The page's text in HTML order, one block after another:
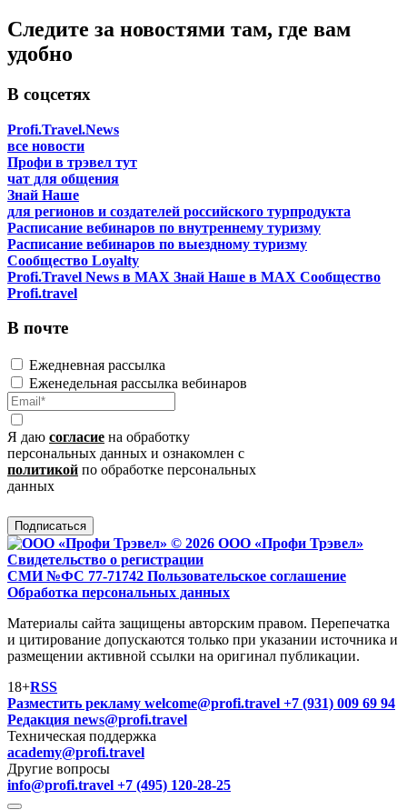
Следите за новостями там, где вам
удобно
В соцсетях
Profi.Travel.News
все новости
Профи в трэвел тут
чат для общения
Знай Наше
для регионов и создателей российского турпродукта
Расписание вебинаров по внутреннему туризму
Расписание вебинаров по выездному туризму
Сообщество Loyalty
Profi.Travel News в MAX Знай Наше в MAX Сообщество
Profi.travel
В почте
Ежедневная рассылка
Еженедельная рассылка вебинаров
Я даю согласие на обработку
персональных данных и ознакомлен с
политикой по обработке персональных
данных
Подписаться
© 2026 ООО «Профи Трэвeл»
Свидетельство о регистрации
СМИ №ФС 77-71742 Пользовательское соглашение
Обработка персональных данных
Материалы сайта защищены авторским правом. Перепечатка
и цитирование допускаются только при указании источника и
размещении активной ссылки на оригинал публикации.
18+RSS
Разместить рекламу welcome@profi.travel +7 (931) 009 69 94
Редакция news@profi.travel
Техническая поддержка
academy@profi.travel
Другие вопросы
info@profi.travel +7 (495) 120-28-25